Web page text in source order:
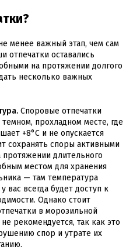
менее важный этап, чем сам
отпечатки оставались
на протяжении долгого
несколько важных
Споровые отпечатки
прохладном месте, где
+8°C и не опускается
сохранять споры активными
длительного
местом для хранения
— там температура
вас всегда будет доступ к
Однако стоит
в морозильной
рекомендуется, так как это
спор и утрате их